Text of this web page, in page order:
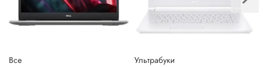
Все Ультрабуки